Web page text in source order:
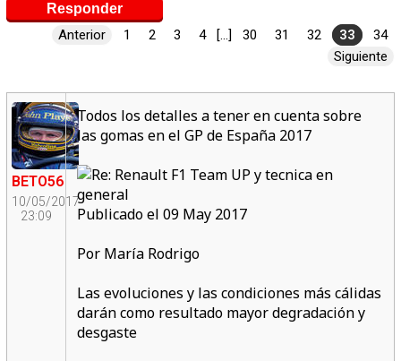
Responder
Anterior 1 2 3 4 [...] 30 31 32 33
34
Siguiente
BETO56
10/05/2017
23:09
Todos los detalles a tener en cuenta sobre
las gomas en el GP de España 2017
Publicado el 09 May 2017
Por María Rodrigo
Las evoluciones y las condiciones más cálidas
darán como resultado mayor degradación y
desgaste